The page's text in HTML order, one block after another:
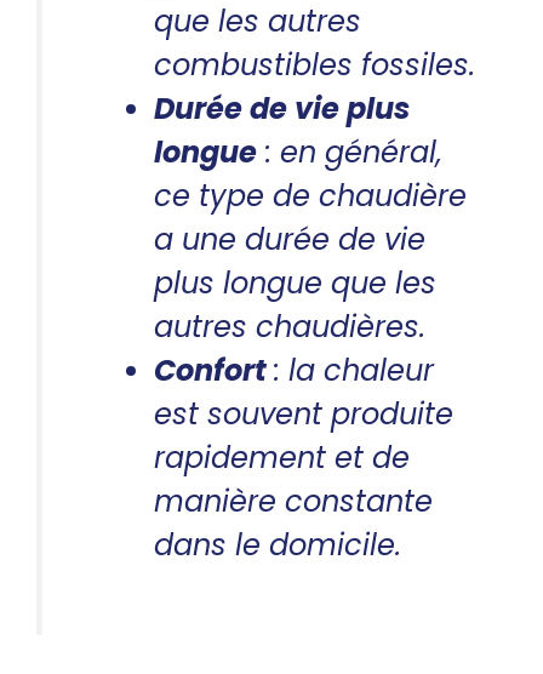
que les autres
combustibles fossiles.
Durée de vie plus
longue : en général,
ce type de chaudière
a une durée de vie
plus longue que les
autres chaudières.
Confort: la chaleur
est souvent produite
rapidement et de
manière constante
dans le domicile.